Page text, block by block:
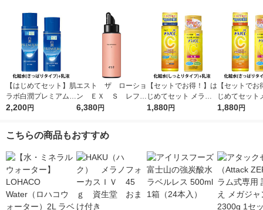
【はじめてセット】肌
ラボ白潤プレミアム薬
用浸透美白化粧水＋乳
2,200円
エスト ザ ローショ
ン ＥＸ Ｓ レフィ
ル うるおって明るく
6,380円
【セットでお得！】は
じめてセット メラノC
C薬用しみ対策美白化
1,880円
【セットでお
じめてセット
C薬用しみ対
1,880円
こちらの商品もおすすめ